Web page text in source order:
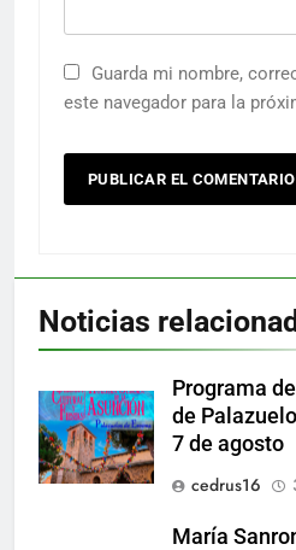
Guarda mi nombre,
este navegador para la
Noticias
Programa
de
7 de agosto
cedrus16
María